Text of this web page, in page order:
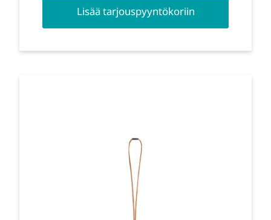
Lisää tarjouspyyntökoriin